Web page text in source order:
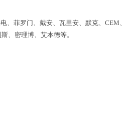
、菲罗门、戴安、瓦里安、默克、CEM、
、密理博、艾本德等。